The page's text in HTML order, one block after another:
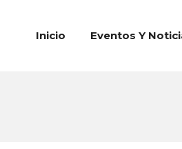
Inicio Eventos Y